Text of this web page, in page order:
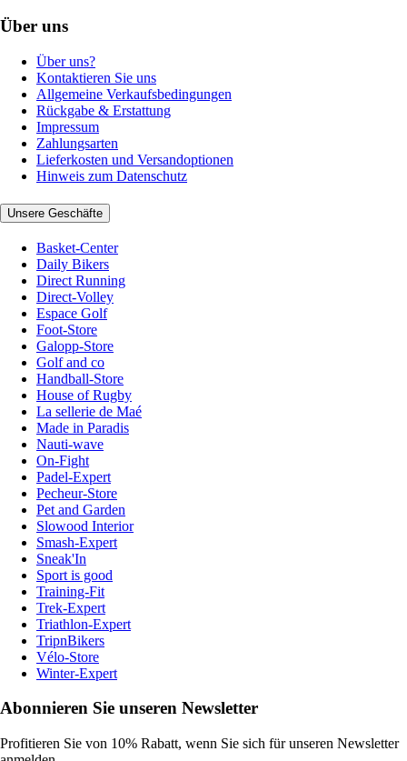
Über uns
Über uns?
Kontaktieren Sie uns
Allgemeine Verkaufsbedingungen
Rückgabe & Erstattung
Impressum
Zahlungsarten
Lieferkosten und Versandoptionen
Hinweis zum Datenschutz
Unsere Geschäfte
Basket-Center
Daily Bikers
Direct Running
Direct-Volley
Espace Golf
Foot-Store
Galopp-Store
Golf and co
Handball-Store
House of Rugby
La sellerie de Maé
Made in Paradis
Nauti-wave
On-Fight
Padel-Expert
Pecheur-Store
Pet and Garden
Slowood Interior
Smash-Expert
Sneak'In
Sport is good
Training-Fit
Trek-Expert
Triathlon-Expert
TripnBikers
Vélo-Store
Winter-Expert
Abonnieren Sie unseren Newsletter
Profitieren Sie von 10% Rabatt, wenn Sie sich für unseren Newsletter